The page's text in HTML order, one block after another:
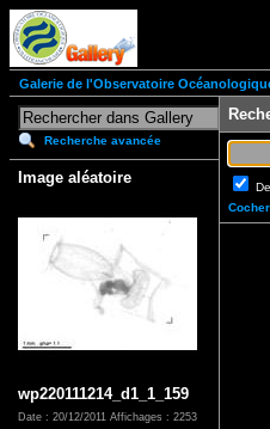
Galerie de l'Observatoire
Recherche avancée
Image aléatoire
wp220111214_d1_1_159
Date : 20/12/2011 Affichages : 2253